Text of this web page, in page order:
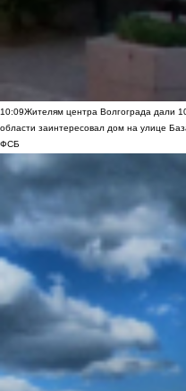
10:09Жителям центра Волгограда дали
области заинтересовал дом на улице
ФСБ